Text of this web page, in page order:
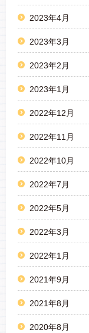
2023年4月
2023年3月
2023年2月
2023年1月
2022年12月
2022年11月
2022年10月
2022年7月
2022年5月
2022年3月
2022年1月
2021年9月
2021年8月
2020年8月